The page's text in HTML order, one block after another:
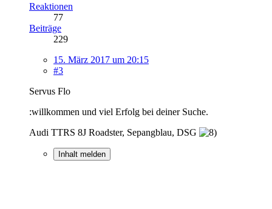
Reaktionen
77
Beiträge
229
15. März 2017 um 20:15
#3
Servus Flo
:willkommen und viel Erfolg bei deiner Suche.
Audi TTRS 8J Roadster, Sepangblau, DSG
Inhalt melden